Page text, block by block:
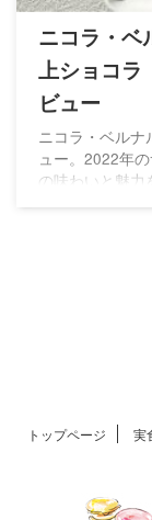
ニコラ・ベ
上ショコラ
ビュー
ニコラ・ベル
ュー。2022年
の味わいと魅力
トップページ 実